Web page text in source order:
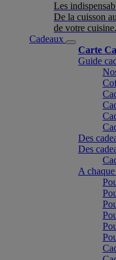
Les
De la cuisson
de votre cuisine.
Cadeaux
Carte
Guide
Des
Des
A